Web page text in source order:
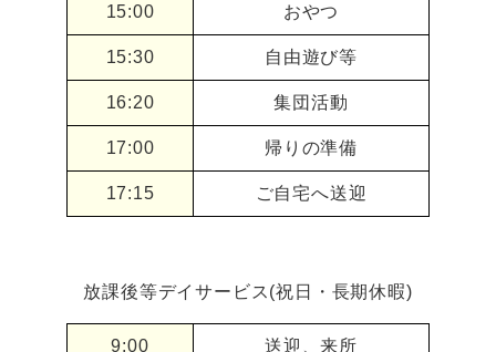
15:00 おやつ
15:30 自由遊び等
16:20 集団活動
17:00 帰りの準備
17:15 ご自宅へ送迎
放課後等デイサービス(祝日・長期休暇)
9:00 送迎、来所